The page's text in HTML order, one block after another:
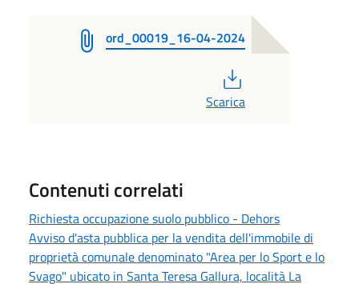
ord_00019_16-04-2024
Scarica
Contenuti correlati
Richiesta occupazione suolo pubblico - Dehors
Avviso d'asta pubblica per la vendita dell'immobile di
proprietà comunale denominato "Area per lo Sport e lo
Svago" ubicato in Santa Teresa Gallura, località La